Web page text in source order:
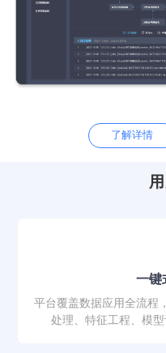
了解详情
一键
平台覆盖数据应用全流程
处理、特征工程、模